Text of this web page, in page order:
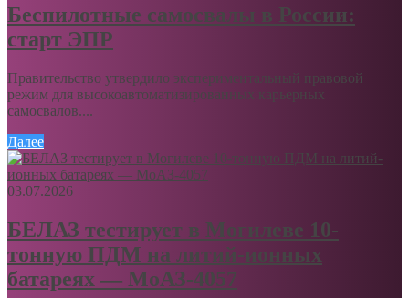
Беспилотные самосвалы в России:
старт ЭПР
Правительство утвердило экспериментальный правовой
режим для высокоавтоматизированных карьерных
самосвалов....
Далее
03.07.2026
БЕЛАЗ тестирует в Могилеве 10-
тонную ПДМ на литий-ионных
батареях — МоАЗ-4057